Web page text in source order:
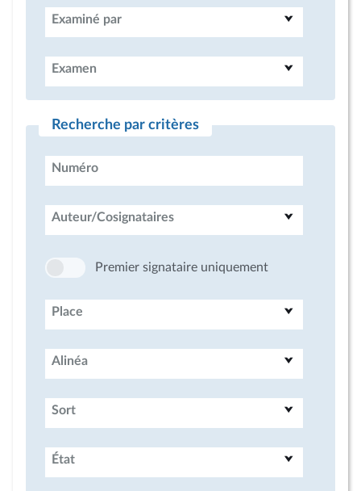
Examiné par
Examen
Recherche par critères
Numéro
Auteur/Cosignataires
Premier signataire uniquement
Place
Alinéa
Sort
État